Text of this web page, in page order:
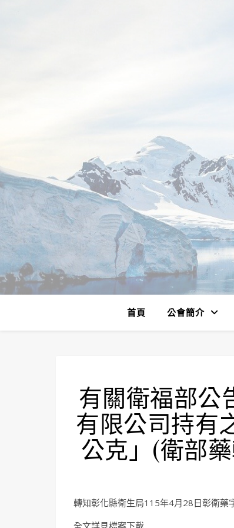
首頁 公會簡介
有關衛福部公
有限公司持有
公克」(衛部
轉知彰化縣衛生局115年4月28日彰衛藥
全文詳見檔案下載